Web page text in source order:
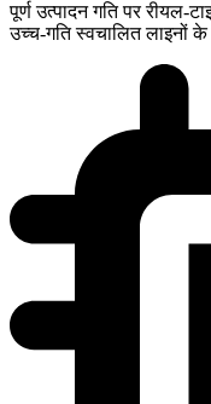
पूर्ण उत्पादन गति पर रीयल-
उच्च-गति स्वचालित लाइनों के